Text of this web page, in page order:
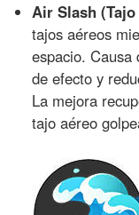
Air Slash
tajos aéreos
espacio. Causa
de efecto y
La mejora
tajo aéreo